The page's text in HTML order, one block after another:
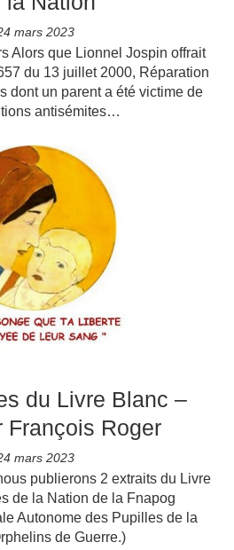
mars 2023
Alors que Lionnel Jospin offrait
du 13 juillet 2000, Réparation
dont un parent a été victime de
antisémites…
du Livre Blanc –
François Roger
mars 2023
publierons 2 extraits du Livre
de la Nation de la Fnapog
Autonome des Pupilles de la
de Guerre.)